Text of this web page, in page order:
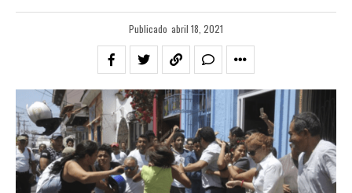
Publicado abril 18, 2021